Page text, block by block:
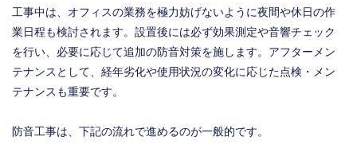
工事中は、オフィスの業務を極力妨げないように夜間や休日の作
業日程も検討されます。設置後には必ず効果測定や音響チェック
を行い、必要に応じて追加の防音対策を施します。アフターメン
テナンスとして、経年劣化や使用状況の変化に応じた点検・メン
テナンスも重要です。
防音工事は、下記の流れで進めるのが一般的です。